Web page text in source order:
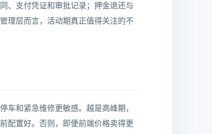
、支付凭证和审批记录；押金退还与
理层而言，活动期真正值得关注的不
车和紧急维修更敏感。越是高峰期，
配置好。否则，即便前端价格卖得更